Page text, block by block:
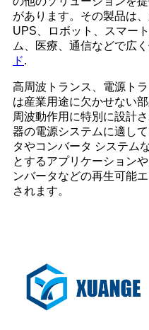
があります。その製品は
UPS、ロボット、スマー
ム、医療、通信などで広
ド.
高周波トランス、電源ト
は産業用途に欠かせない
周波動作用に特別に設計
器の電源システムに適し
タやコンバータ システム
とするアプリケーション
ンバータなどの再生可能
されます。